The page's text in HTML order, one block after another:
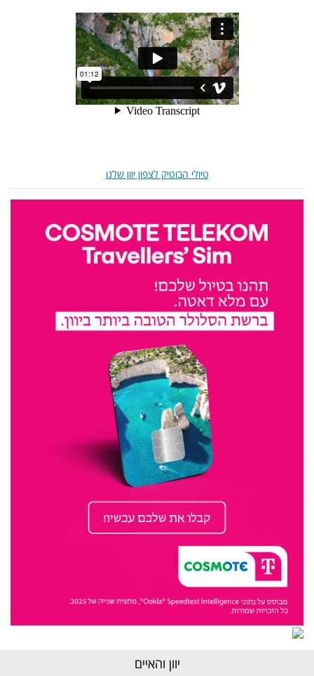
טיולי הבוטיק לצפון יוון שלנו
יוון והאיים